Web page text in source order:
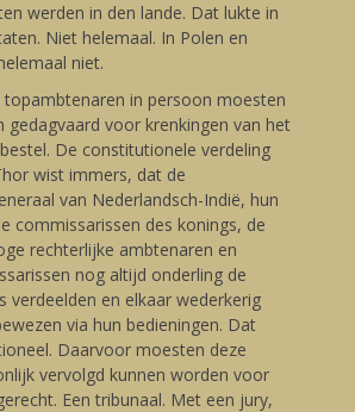
werden in den lande. Dat lukte in
Niet helemaal. In Polen en
niet.
in persoon moesten
gedagvaard voor krenkingen van het
De constitutionele verdeling
wist immers, dat de
van Nederlandsch-Indië, hun
commissarissen des konings, de
rechterlijke ambtenaren en
nog altijd onderling de
verdeelden en elkaar wederkerig
via hun bedieningen. Dat
Daarvoor moesten deze
vervolgd kunnen worden voor
Een tribunaal. Met een jury,